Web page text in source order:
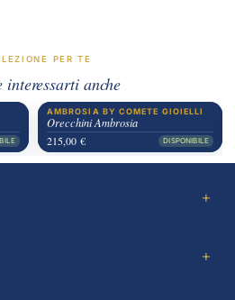
PER TE
interessarti anche
AMBROSIA BY COMETE GIOIELLI
Orecchini Ambrosia
215,00 €
DISPONIBILE